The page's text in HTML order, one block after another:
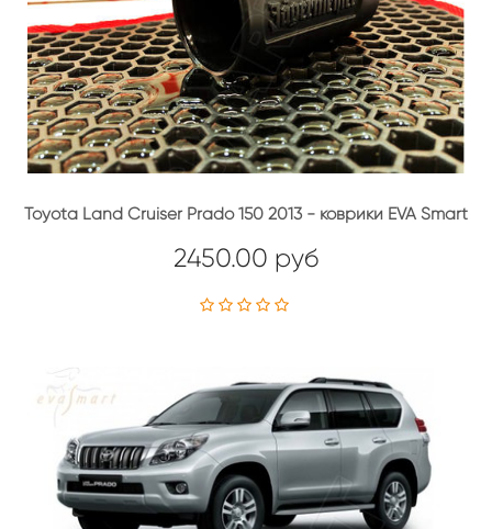
Toyota Land Cruiser Prado 150 2013 - коврики EVA Smart
2450.00 руб